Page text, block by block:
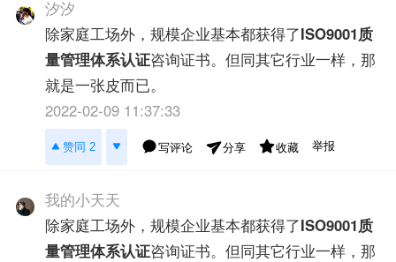
汐汐
除家庭工场外，规模企业基本都获得了ISO9001质
量管理体系认证咨询证书。但同其它行业一样，那
就是一张皮而已。
2022-02-09 11:37:33
赞同 2 写评论 分享 收藏 举报
我的小天天
除家庭工场外，规模企业基本都获得了ISO9001质
量管理体系认证咨询证书。但同其它行业一样，那